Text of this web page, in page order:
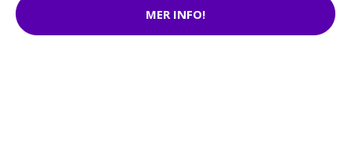
MER INFO!